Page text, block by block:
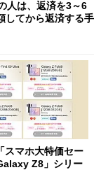
人は、返済を3～6
してから返済する手
スマホ大特価セー
Z8」シリー